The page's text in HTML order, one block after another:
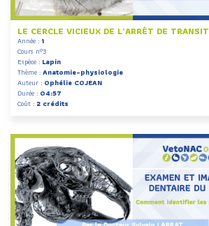
LE CERCLE VICIEUX DE L’ARRÊT DE TRANSIT
Année :1
Cours n°3
Espèce : Lapin
Thème :Anatomie-physiologie
Auteur : Ophélie COJEAN
Durée : 04:57
Coût : 2 crédits